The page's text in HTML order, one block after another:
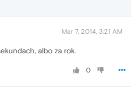
Mar 7, 2014, 3:21 AM
albo za rok.
0